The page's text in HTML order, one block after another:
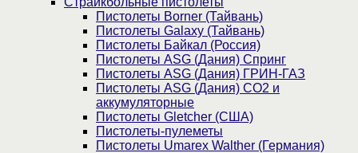
Пистолеты Borner (Тайвань)
Пистолеты Galaxy (Тайвань)
Пистолеты Байкал (Россия)
Пистолеты ASG (Дания) Спринг
Пистолеты ASG (Дания) ГРИН-ГАЗ
Пистолеты ASG (Дания) CO2 и
аккумуляторные
Пистолеты Gletcher (США)
Пистолеты-пулеметы
Пистолеты Umarex Walther (Германия)